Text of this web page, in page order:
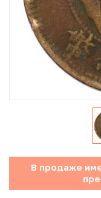
Юбилейные монеты
Памятные и
Иностранные
Неофициальные
Античные и
Наборы монет
Инвестиционные
В продаже